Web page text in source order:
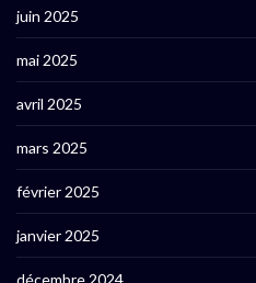
juin 2025
mai 2025
avril 2025
mars 2025
février 2025
janvier 2025
décembre 2024